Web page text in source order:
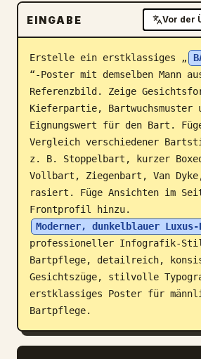
Preise
Download
Blog
Updates
EINGABE Vor der
Erstelle ein erstklassiges „
“-Poster mit demselben Mann
Referenzbild. Zeige
Kieferpartie, Bartwuchsmuster
Eignungswert für den Bart.
Vergleich verschiedener
z. B. Stoppelbart, kurzer
Vollbart, Ziegenbart, Van
rasiert. Füge Ansichten im
Frontprofil hinzu.
Moderner, dunkelblauer
professioneller Infografik-
Bartpflege, detailreich,
Gesichtszüge, stilvolle
erstklassiges Poster für
Bartpflege.